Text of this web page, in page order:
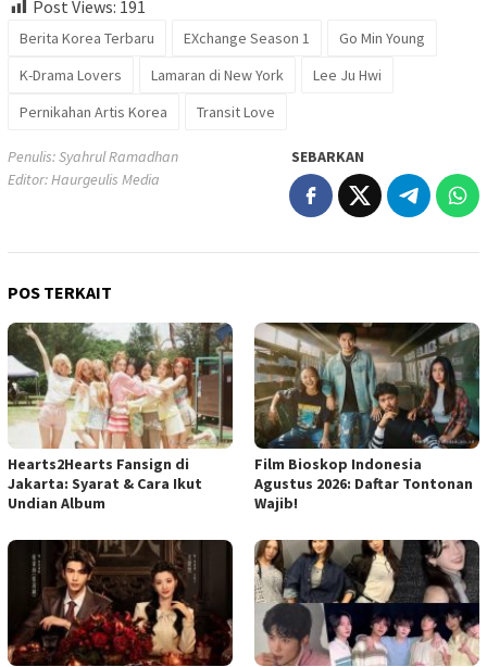
Post Views: 191
Berita Korea Terbaru EXchange Season 1
Go Min Young
K-Drama Lovers
Lamaran di New York
Lee Ju Hwi
Pernikahan Artis Korea
Transit Love
Penulis: Syahrul Ramadhan
Editor: Haurgeulis Media
SEBARKAN
POS TERKAIT
Hearts2Hearts Fansign di
Jakarta: Syarat & Cara Ikut
Undian Album
Film Bioskop Indonesia
Agustus 2026: Daftar Tontonan
Wajib!